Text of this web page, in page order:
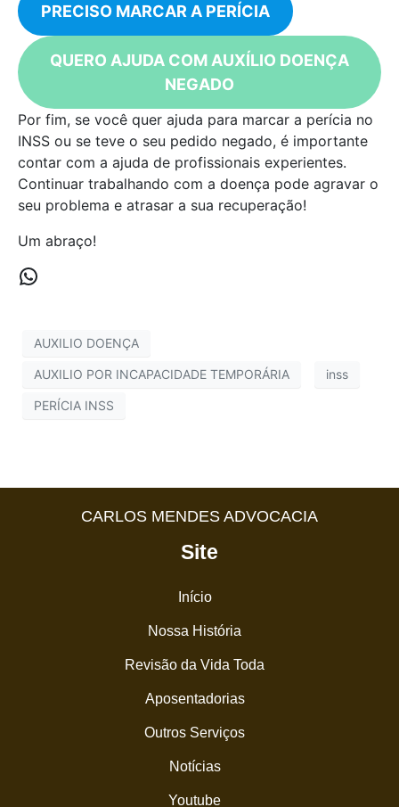
PRECISO MARCAR A PERÍCIA
QUERO AJUDA COM AUXÍLIO DOENÇA
NEGADO
Por fim, se você quer ajuda para marcar a perícia no
INSS ou se teve o seu pedido negado, é importante
contar com a ajuda de profissionais experientes.
Continuar trabalhando com a doença pode agravar o
seu problema e atrasar a sua recuperação!
Um abraço!
AUXILIO DOENÇA
AUXILIO POR INCAPACIDADE TEMPORÁRIA inss
PERÍCIA INSS
CARLOS MENDES ADVOCACIA
Site
Início
Nossa História
Revisão da Vida Toda
Aposentadorias
Outros Serviços
Notícias
Youtube